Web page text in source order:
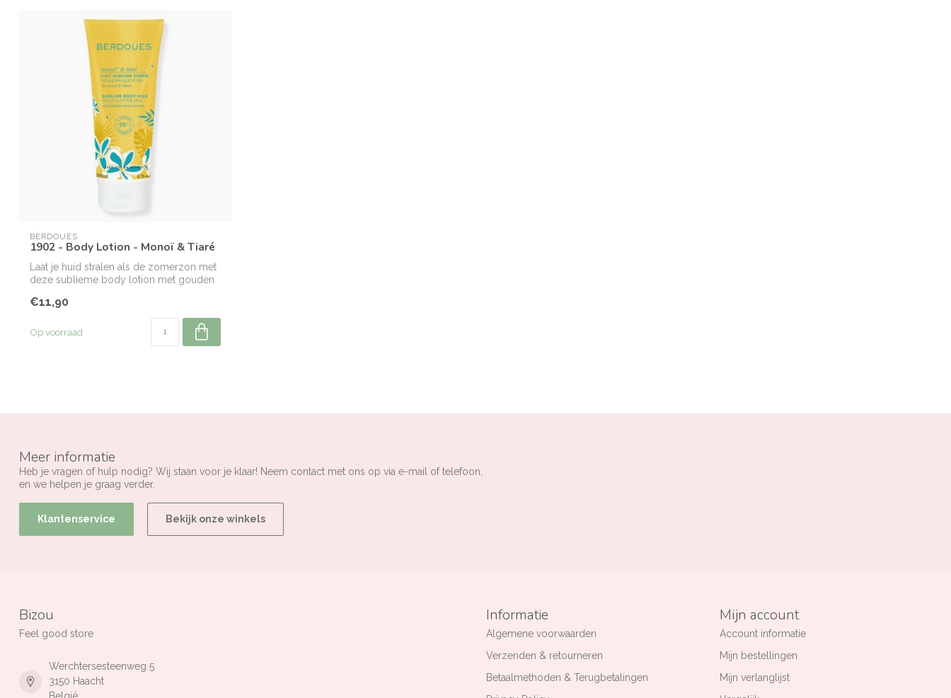
BERDOUES
1902 - Body Lotion - Monoï & Tiaré
Laat je huid stralen als de zomerzon met
deze sublieme body lotion met gouden
€11,90
Op voorraad
Meer informatie
Heb je vragen of hulp nodig? Wij staan voor je klaar! Neem contact met ons op via e-mail of telefoon,
en we helpen je graag verder.
Klantenservice Bekijk onze winkels
Bizou
Feel good store
Werchtersesteenweg 5
3150 Haacht
Informatie
Algemene voorwaarden
Verzenden & retourneren
Betaalmethoden & Terugbetalingen
Mijn account
Account informatie
Mijn bestellingen
Mijn verlanglijst